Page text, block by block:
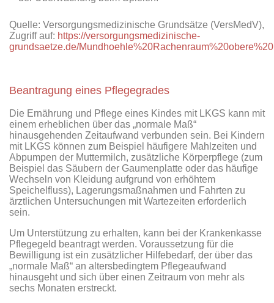
Quelle: Versorgungsmedizinische Grundsätze (VersMedV),
Zugriff auf: https://versorgungsmedizinische-
grundsaetze.de/
Beantragung eines Pflegegrades
Die Ernährung und Pflege eines Kindes mit LKGS kann mit
einem erheblichen über das „normale Maß“
hinausgehenden Zeitaufwand verbunden sein. Bei Kindern
mit LKGS können zum Beispiel häufigere Mahlzeiten und
Abpumpen der Muttermilch, zusätzliche Körperpflege (zum
Beispiel das Säubern der Gaumenplatte oder das häufige
Wechseln von Kleidung aufgrund von erhöhtem
Speichelfluss), Lagerungsmaßnahmen und Fahrten zu
ärztlichen Untersuchungen mit Wartezeiten erforderlich
sein.
Um Unterstützung zu erhalten, kann bei der Krankenkasse
Pflegegeld beantragt werden. Voraussetzung für die
Bewilligung ist ein zusätzlicher Hilfebedarf, der über das
„normale Maß“ an altersbedingtem Pflegeaufwand
hinausgeht und sich über einen Zeitraum von mehr als
sechs Monaten erstreckt.